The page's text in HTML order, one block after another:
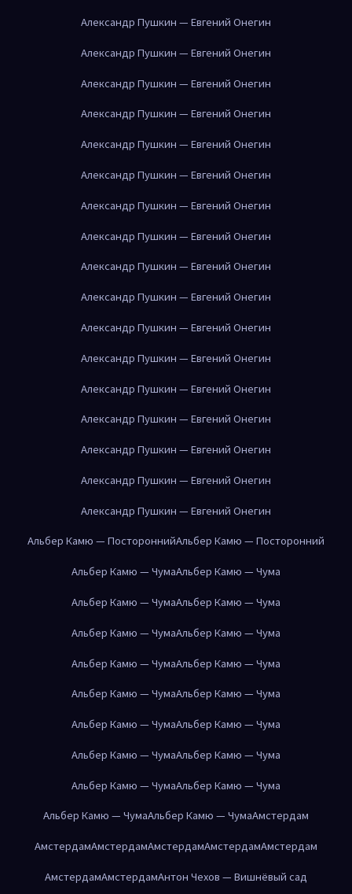
Александр Пушкин — Евгений Онегин
Александр Пушкин — Евгений Онегин
Александр Пушкин — Евгений Онегин
Александр Пушкин — Евгений Онегин
Александр Пушкин — Евгений Онегин
Александр Пушкин — Евгений Онегин
Александр Пушкин — Евгений Онегин
Александр Пушкин — Евгений Онегин
Александр Пушкин — Евгений Онегин
Александр Пушкин — Евгений Онегин
Александр Пушкин — Евгений Онегин
Александр Пушкин — Евгений Онегин
Александр Пушкин — Евгений Онегин
Александр Пушкин — Евгений Онегин
Александр Пушкин — Евгений Онегин
Александр Пушкин — Евгений Онегин
Александр Пушкин — Евгений Онегин
Альбер Камю — ПостороннийАльбер Камю — Посторонний
Альбер Камю — ЧумаАльбер Камю — Чума
Альбер Камю — ЧумаАльбер Камю — Чума
Альбер Камю — ЧумаАльбер Камю — Чума
Альбер Камю — ЧумаАльбер Камю — Чума
Альбер Камю — ЧумаАльбер Камю — Чума
Альбер Камю — ЧумаАльбер Камю — Чума
Альбер Камю — ЧумаАльбер Камю — Чума
Альбер Камю — ЧумаАльбер Камю — Чума
Альбер Камю — ЧумаАльбер Камю — ЧумаАмстердам
АмстердамАмстердамАмстердамАмстердамАмстердам
АмстердамАмстердамАнтон Чехов — Вишнёвый сад